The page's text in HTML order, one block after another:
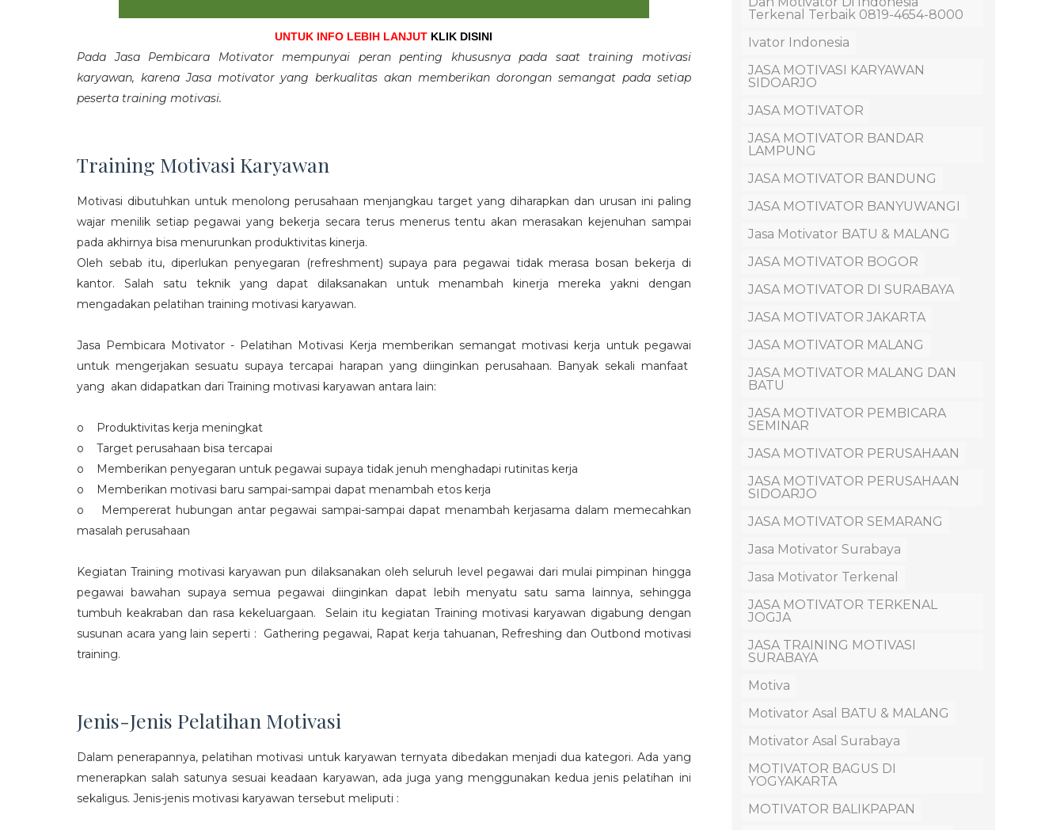
UNTUK INFO LEBIH LANJUT KLIK DISINI
Pada Jasa Pembicara Motivator mempunyai peran penting khususnya pada saat training motivasi
karyawan, karena Jasa motivator yang berkualitas akan memberikan dorongan semangat pada setiap
peserta training motivasi.
Training Motivasi Karyawan
Motivasi dibutuhkan untuk menolong perusahaan menjangkau target yang diharapkan dan urusan ini paling
wajar menilik setiap pegawai yang bekerja secara terus menerus tentu akan merasakan kejenuhan sampai
pada akhirnya bisa menurunkan produktivitas kinerja.
Oleh sebab itu, diperlukan penyegaran (refreshment) supaya para pegawai tidak merasa bosan bekerja di
kantor. Salah satu teknik yang dapat dilaksanakan untuk menambah kinerja mereka yakni dengan
mengadakan pelatihan training motivasi karyawan.
Jasa Pembicara Motivator - Pelatihan Motivasi Kerja memberikan semangat motivasi kerja untuk pegawai
untuk mengerjakan sesuatu supaya tercapai harapan yang diinginkan perusahaan. Banyak sekali manfaat
yang akan didapatkan dari Training motivasi karyawan antara lain:
o Produktivitas kerja meningkat
o Target perusahaan bisa tercapai
o Memberikan penyegaran untuk pegawai supaya tidak jenuh menghadapi rutinitas kerja
o Memberikan motivasi baru sampai-sampai dapat menambah etos kerja
o Mempererat hubungan antar pegawai sampai-sampai dapat menambah kerjasama dalam memecahkan
masalah perusahaan
Kegiatan Training motivasi karyawan pun dilaksanakan oleh seluruh level pegawai dari mulai pimpinan hingga
pegawai bawahan supaya semua pegawai diinginkan dapat lebih menyatu satu sama lainnya, sehingga
tumbuh keakraban dan rasa kekeluargaan. Selain itu kegiatan Training motivasi karyawan digabung dengan
susunan acara yang lain seperti : Gathering pegawai, Rapat kerja tahuanan, Refreshing dan Outbond motivasi
training.
Jenis-Jenis Pelatihan Motivasi
Dalam penerapannya, pelatihan motivasi untuk karyawan ternyata dibedakan menjadi dua kategori. Ada yang
menerapkan salah satunya sesuai keadaan karyawan, ada juga yang menggunakan kedua jenis pelatihan ini
sekaligus. Jenis-jenis motivasi karyawan tersebut meliputi :
Terkenal Terbaik 0819-4654-8000
Ivator Indonesia
JASA MOTIVASI KARYAWAN
SIDOARJO
JASA MOTIVATOR
JASA MOTIVATOR BANDAR
LAMPUNG
JASA MOTIVATOR BANDUNG
JASA MOTIVATOR BANYUWANGI
Jasa Motivator BATU & MALANG
JASA MOTIVATOR BOGOR
JASA MOTIVATOR DI SURABAYA
JASA MOTIVATOR JAKARTA
JASA MOTIVATOR MALANG
JASA MOTIVATOR MALANG DAN
BATU
JASA MOTIVATOR PEMBICARA
SEMINAR
JASA MOTIVATOR PERUSAHAAN
JASA MOTIVATOR PERUSAHAAN
SIDOARJO
JASA MOTIVATOR SEMARANG
Jasa Motivator Surabaya
Jasa Motivator Terkenal
JASA MOTIVATOR TERKENAL
JOGJA
JASA TRAINING MOTIVASI
SURABAYA
Motiva
Motivator Asal BATU & MALANG
Motivator Asal Surabaya
MOTIVATOR BAGUS DI
YOGYAKARTA
MOTIVATOR BALIKPAPAN